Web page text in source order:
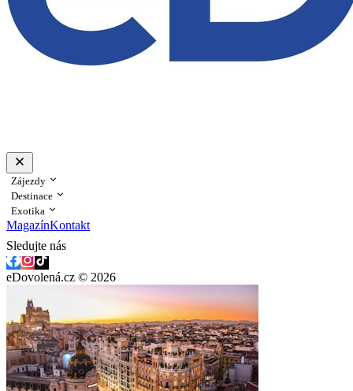
Zájezdy
Destinace
Exotika
MagazínKontakt
Sledujte nás
eDovolená.cz © 2026